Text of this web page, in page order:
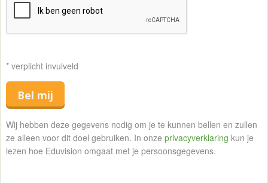
* verplicht invulveld
Bel mij
Wij hebben deze gegevens nodig om je te kunnen bellen en zullen
ze alleen voor dit doel gebruiken. In onze privacyverklaring kun je
lezen hoe Eduvision omgaat met je persoonsgegevens.